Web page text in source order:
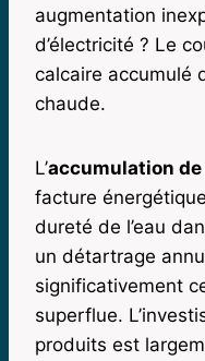
augmentation
d’électricité ? Le
calcaire accumulé
chaude.
L’accumulation
facture
dureté de l’eau
un détartrage
significativement
superflue.
produits est